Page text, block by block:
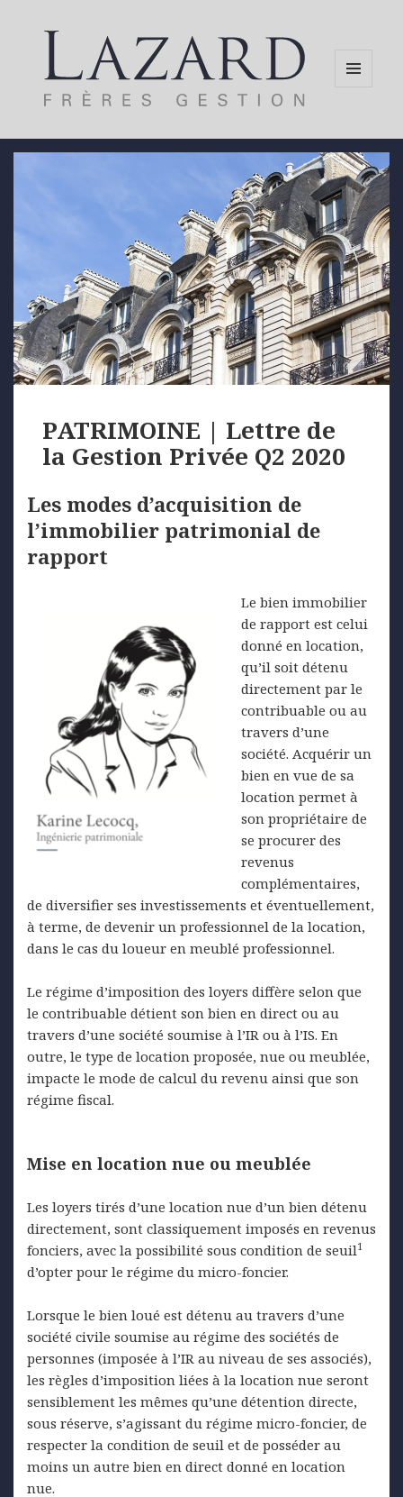
PATRIMOINE | Lettre de
la Gestion Privée Q2 2020
Les modes d’acquisition de
l’immobilier patrimonial de
rapport
Le bien immobilier
de rapport est celui
donné en location,
qu’il soit détenu
directement par le
contribuable ou au
travers d’une
société. Acquérir un
bien en vue de sa
location permet à
son propriétaire de
se procurer des
revenus
complémentaires,
de diversifier ses investissements et éventuellement,
à terme, de devenir un professionnel de la location,
dans le cas du loueur en meublé professionnel.
Le régime d’imposition des loyers diffère selon que
le contribuable détient son bien en direct ou au
travers d’une société soumise à l’IR ou à l’IS. En
outre, le type de location proposée, nue ou meublée,
impacte le mode de calcul du revenu ainsi que son
régime fiscal.
Mise en location nue ou meublée
Les loyers tirés d’une location nue d’un bien détenu
directement, sont classiquement imposés en revenus
fonciers, avec la possibilité sous condition de seuil1
d’opter pour le régime du micro-foncier.
Lorsque le bien loué est détenu au travers d’une
société civile soumise au régime des sociétés de
personnes (imposée à l’IR au niveau de ses associés),
les règles d’imposition liées à la location nue seront
sensiblement les mêmes qu’une détention directe,
sous réserve, s’agissant du régime micro-foncier, de
respecter la condition de seuil et de posséder au
moins un autre bien en direct donné en location
nue.